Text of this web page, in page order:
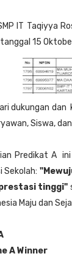
IT Taqiyya
tanggal 15
dukungan
Siswa,
Predikat A
Sekolah:
tinggi"
Maju dan
A Winner